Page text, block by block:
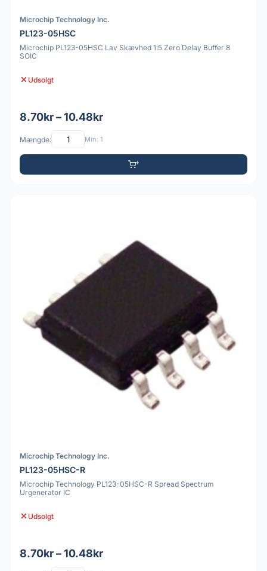
Microchip Technology Inc.
PL123-05HSC
Microchip PL123-05HSC Lav Skævhed 1:5 Zero Delay Buffer 8
SOIC
Udsolgt
8.70kr – 10.48kr
Mængde: Min: 1
Microchip Technology Inc.
PL123-05HSC-R
Microchip Technology PL123-05HSC-R Spread Spectrum
Urgenerator IC
Udsolgt
8.70kr – 10.48kr